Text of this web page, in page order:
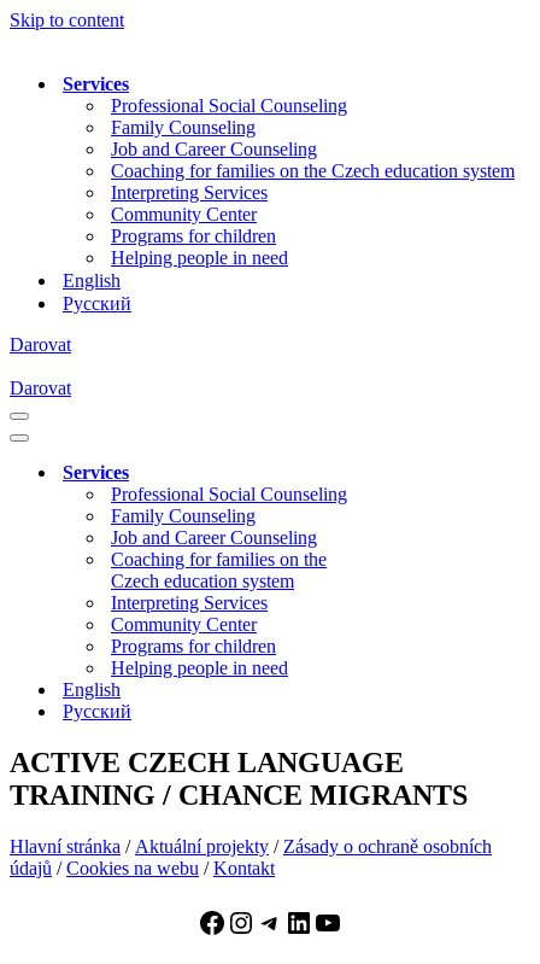
Skip to content
Services
Professional Social Counseling
Family Counseling
Job and Career Counseling
Coaching for families on the Czech education system
Interpreting Services
Community Center
Programs for children
Helping people in need
English
Русский
Darovat
Darovat
Navigation
Menu
Navigation
Services
Professional Social Counseling
Family Counseling
Job and Career Counseling
Coaching for families on the
Czech education system
Interpreting Services
Community Center
Programs for children
Helping people in need
English
Русский
ACTIVE CZECH LANGUAGE
TRAINING / CHANCE MIGRANTS
Hlavní stránka / Aktuální projekty / Zásady o ochraně osobních
údajů /Cookies na webu /Kontakt
Facebook
Instagram
Telegram
LinkedIn
YouTube